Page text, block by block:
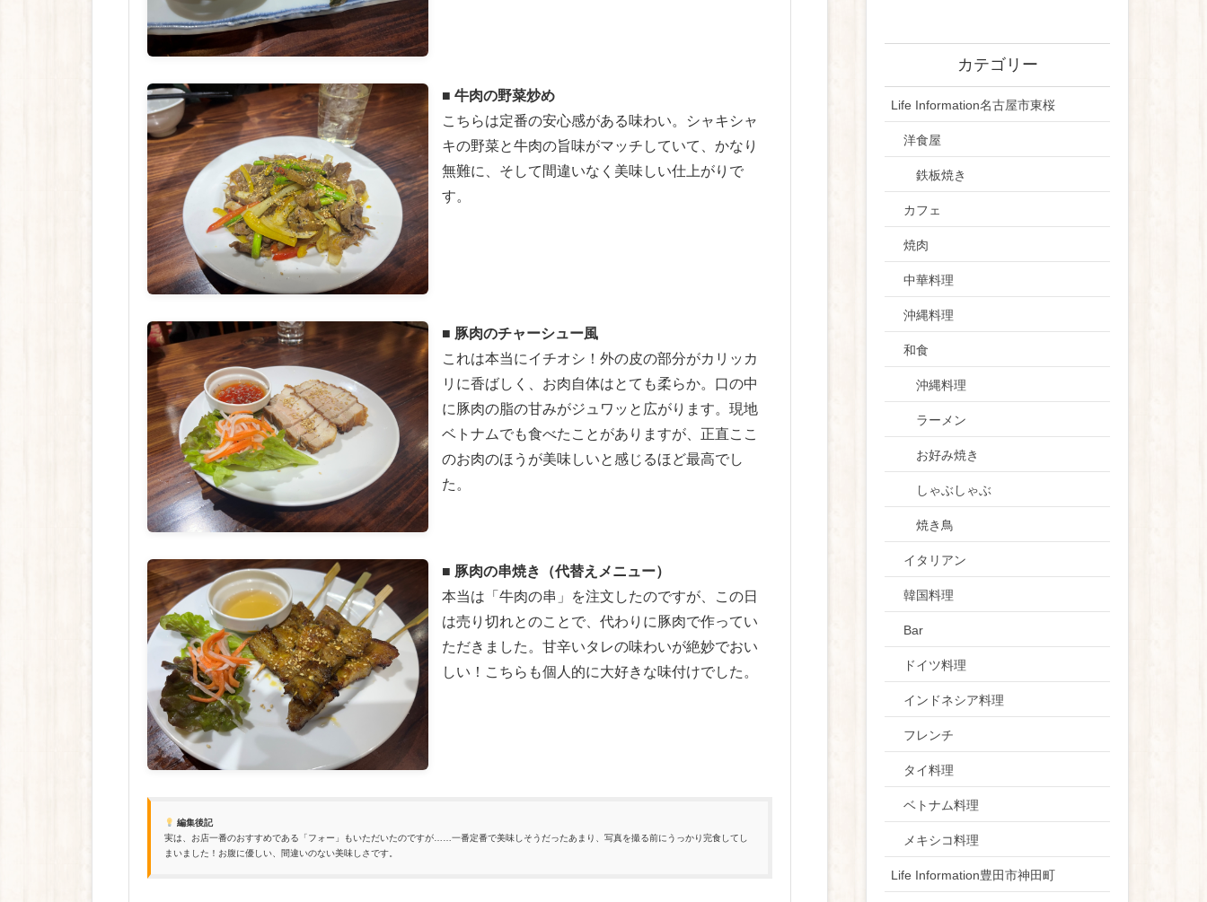
■ 牛肉の野菜炒め
こちらは定番の安心感がある味わい。シャキシャ
キの野菜と牛肉の旨味がマッチしていて、かなり
無難に、そして間違いなく美味しい仕上がりで
す。
■ 豚肉のチャーシュー風
これは本当にイチオシ！外の皮の部分がカリッカ
リに香ばしく、お肉自体はとても柔らか。口の中
に豚肉の脂の甘みがジュワッと広がります。現地
ベトナムでも食べたことがありますが、正直ここ
のお肉のほうが美味しいと感じるほど最高でし
た。
■ 豚肉の串焼き（代替えメニュー）
本当は「牛肉の串」を注文したのですが、この日
は売り切れとのことで、代わりに豚肉で作ってい
ただきました。甘辛いタレの味わいが絶妙でおい
しい！こちらも個人的に大好きな味付けでした。
編集後記
実は、お店一番のおすすめである「フォー」もいただいたのですが……一番定番で美味しそうだったあまり、写真を撮る前にうっかり完食してし
まいました！お腹に優しい、間違いのない美味しさです。
カテゴリー
Life Information名古屋市東桜
洋食屋
鉄板焼き
カフェ
焼肉
中華料理
沖縄料理
和食
沖縄料理
ラーメン
お好み焼き
しゃぶしゃぶ
焼き鳥
イタリアン
韓国料理
Bar
ドイツ料理
インドネシア料理
フレンチ
タイ料理
ベトナム料理
メキシコ料理
Life Information豊田市神田町